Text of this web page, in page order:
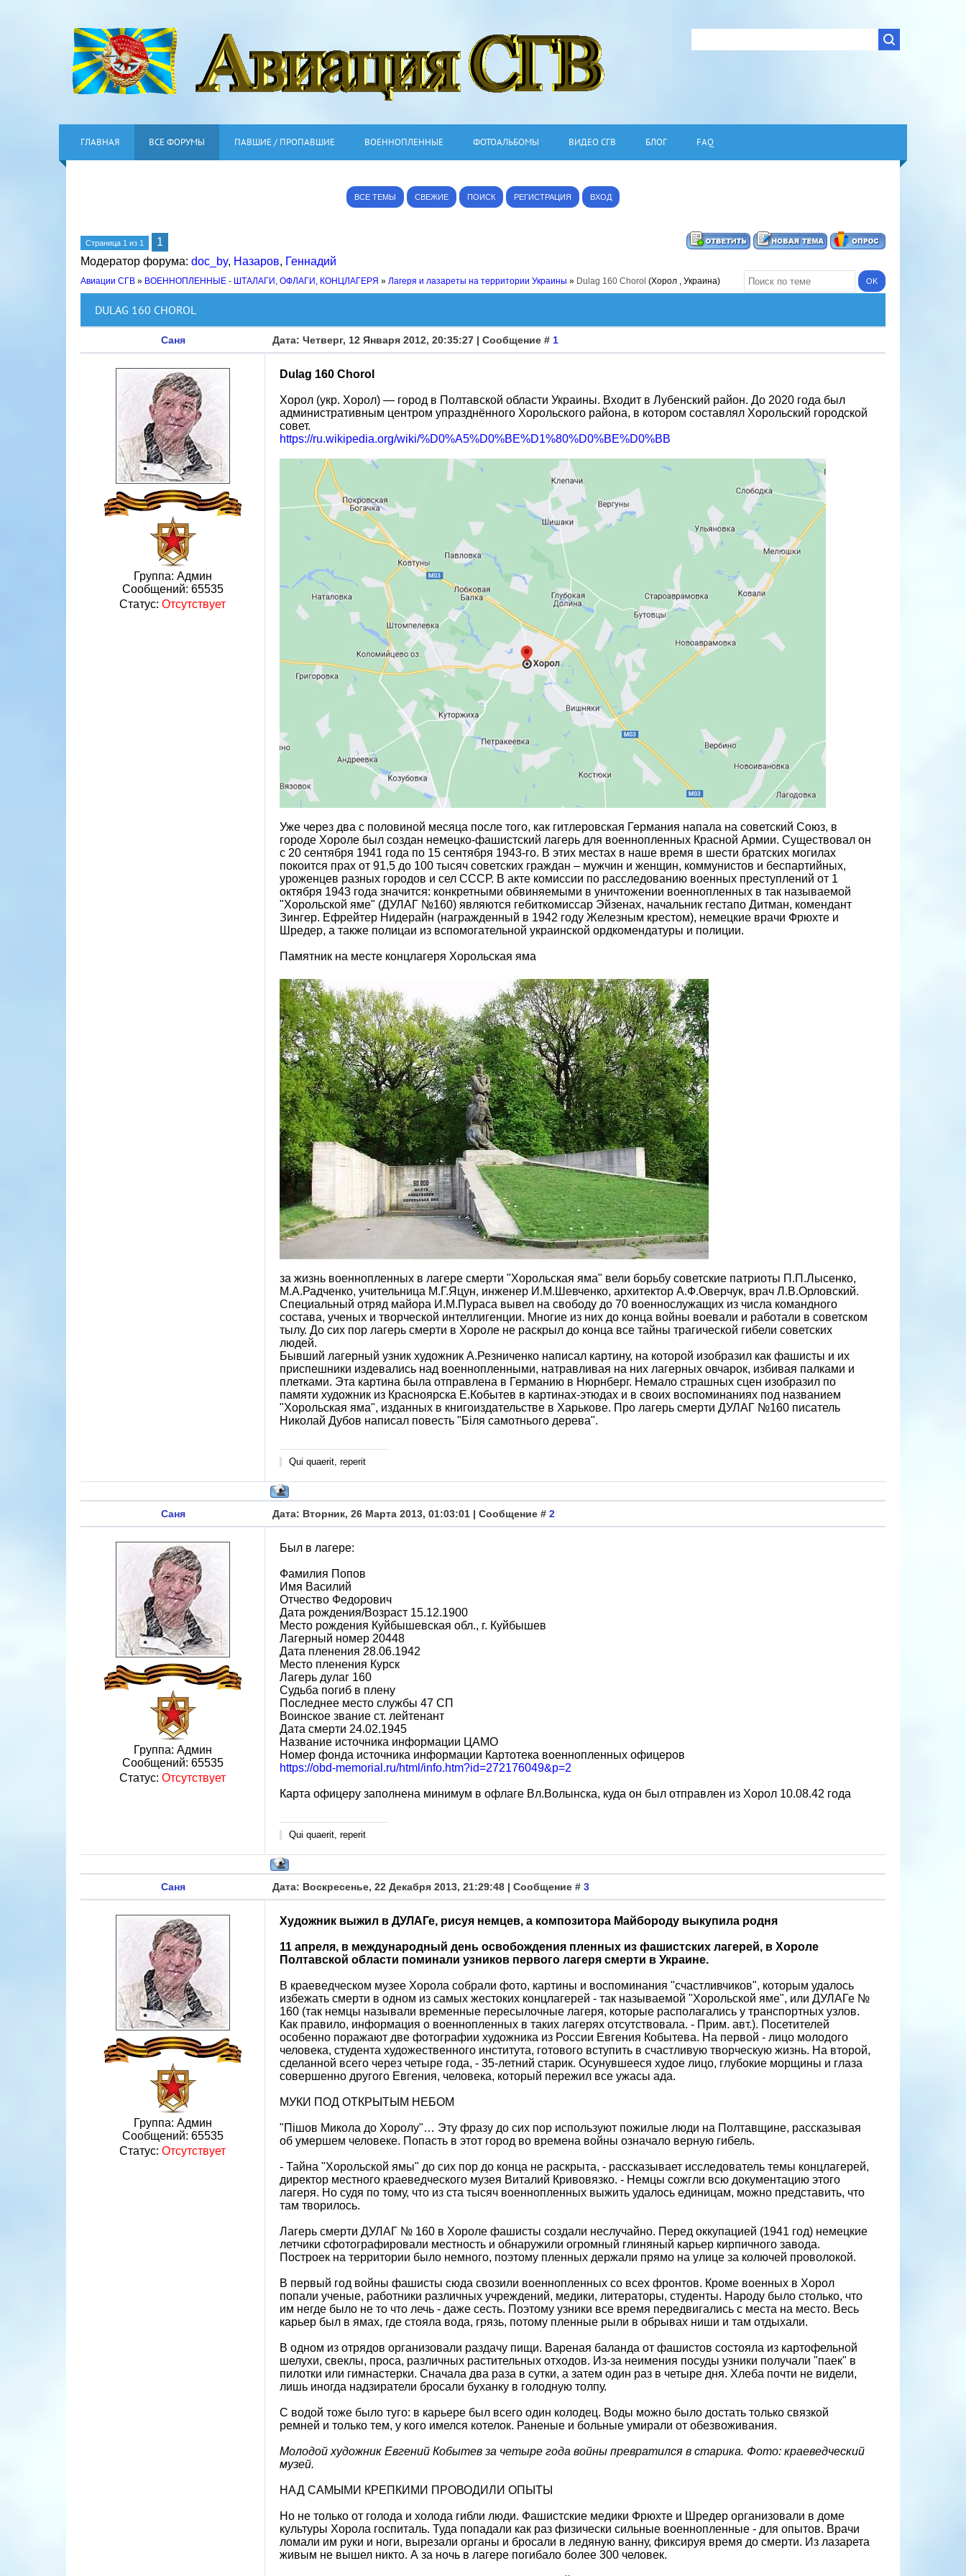
ГЛАВНАЯ ВСЕ ФОРУМЫ ПАВШИЕ / ПРОПАВШИЕ ВОЕННОПЛЕННЫЕ ФОТОАЛЬБОМЫ ВИДЕО СГВ БЛОГ FAQ
ВСЕ ТЕМЫ СВЕЖИЕ ПОИСК РЕГИСТРАЦИЯ ВХОД
Страница 1 из 1
1
Модератор форума: doc_by, Назаров, Геннадий
Авиации СГВ » ВОЕННОПЛЕННЫЕ - ШТАЛАГИ, ОФЛАГИ, КОНЦЛАГЕРЯ » Лагеря и лазареты на территории Украины » Dulag 160 Chorol (Хорол , Украина)
DULAG 160 CHOROL
Саня Дата: Четверг, 12 Января 2012, 20:35:27 | Сообщение # 1
Группа: Админ
Сообщений: 65535
Статус: Отсутствует
Dulag 160 Chorol
Хорол (укр. Хорол) — город в Полтавской области Украины. Входит в Лубенский район. До 2020 года был
административным центром упразднённого Хорольского района, в котором составлял Хорольский городской
совет.
https://ru.wikipedia.org/wiki/%D0%A5%D0%BE%D1%80%D0%BE%D0%BB
Уже через два с половиной месяца после того, как гитлеровская Германия напала на советский Союз, в
городе Хороле был создан немецко-фашистский лагерь для военнопленных Красной Армии. Существовал он
с 20 сентября 1941 года по 15 сентября 1943-го. В этих местах в наше время в шести братских могилах
покоится прах от 91,5 до 100 тысяч советских граждан – мужчин и женщин, коммунистов и беспартийных,
уроженцев разных городов и сел СССР. В акте комиссии по расследованию военных преступлений от 1
октября 1943 года значится: конкретными обвиняемыми в уничтожении военнопленных в так называемой
"Хорольской яме" (ДУЛАГ №160) являются гебиткомиссар Эйзенах, начальник гестапо Дитман, комендант
Зингер. Ефрейтер Нидерайн (награжденный в 1942 году Железным крестом), немецкие врачи Фрюхте и
Шредер, а также полицаи из вспомогательной украинской ордкомендатуры и полиции.
Памятник на месте концлагеря Хорольская яма
за жизнь военнопленных в лагере смерти "Хорольская яма" вели борьбу советские патриоты П.П.Лысенко,
М.А.Радченко, учительница М.Г.Яцун, инженер И.М.Шевченко, архитектор А.Ф.Оверчук, врач Л.В.Орловский.
Специальный отряд майора И.М.Пураса вывел на свободу до 70 военнослужащих из числа командного
состава, ученых и творческой интеллигенции. Многие из них до конца войны воевали и работали в советском
тылу. До сих пор лагерь смерти в Хороле не раскрыл до конца все тайны трагической гибели советских
людей.
Бывший лагерный узник художник А.Резниченко написал картину, на которой изобразил как фашисты и их
приспешники издевались над военнопленными, натравливая на них лагерных овчарок, избивая палками и
плетками. Эта картина была отправлена в Германию в Нюрнберг. Немало страшных сцен изобразил по
памяти художник из Красноярска Е.Кобытев в картинах-этюдах и в своих воспоминаниях под названием
"Хорольская яма", изданных в книгоиздательстве в Харькове. Про лагерь смерти ДУЛАГ №160 писатель
Николай Дубов написал повесть "Біля самотнього дерева".
Qui quaerit, reperit
Саня Дата: Вторник, 26 Марта 2013, 01:03:01 | Сообщение # 2
Группа: Админ
Сообщений: 65535
Статус: Отсутствует
Был в лагере:
Фамилия Попов
Имя Василий
Отчество Федорович
Дата рождения/Возраст 15.12.1900
Место рождения Куйбышевская обл., г. Куйбышев
Лагерный номер 20448
Дата пленения 28.06.1942
Место пленения Курск
Лагерь дулаг 160
Судьба погиб в плену
Последнее место службы 47 СП
Воинское звание ст. лейтенант
Дата смерти 24.02.1945
Название источника информации ЦАМО
Номер фонда источника информации Картотека военнопленных офицеров
https://obd-memorial.ru/html/info.htm?id=272176049&p=2
Карта офицеру заполнена минимум в офлаге Вл.Волынска, куда он был отправлен из Хорол 10.08.42 года
Qui quaerit, reperit
Саня Дата: Воскресенье, 22 Декабря 2013, 21:29:48 | Сообщение # 3
Группа: Админ
Сообщений: 65535
Статус: Отсутствует
Художник выжил в ДУЛАГе, рисуя немцев, а композитора Майбороду выкупила родня
11 апреля, в международный день освобождения пленных из фашистских лагерей, в Хороле
Полтавской области поминали узников первого лагеря смерти в Украине.
В краеведческом музее Хорола собрали фото, картины и воспоминания "счастливчиков", которым удалось
избежать смерти в одном из самых жестоких концлагерей - так называемой "Хорольской яме", или ДУЛАГе №
160 (так немцы называли временные пересылочные лагеря, которые располагались у транспортных узлов.
Как правило, информация о военнопленных в таких лагерях отсутствовала. - Прим. авт.). Посетителей
особенно поражают две фотографии художника из России Евгения Кобытева. На первой - лицо молодого
человека, студента художественного института, готового вступить в счастливую творческую жизнь. На второй,
сделанной всего через четыре года, - 35-летний старик. Осунувшееся худое лицо, глубокие морщины и глаза
совершенно другого Евгения, человека, который пережил все ужасы ада.
МУКИ ПОД ОТКРЫТЫМ НЕБОМ
"Пішов Микола до Хоролу"… Эту фразу до сих пор используют пожилые люди на Полтавщине, рассказывая
об умершем человеке. Попасть в этот город во времена войны означало верную гибель.
- Тайна "Хорольской ямы" до сих пор до конца не раскрыта, - рассказывает исследователь темы концлагерей,
директор местного краеведческого музея Виталий Кривовязко. - Немцы сожгли всю документацию этого
лагеря. Но судя по тому, что из ста тысяч военнопленных выжить удалось единицам, можно представить, что
там творилось.
Лагерь смерти ДУЛАГ № 160 в Хороле фашисты создали неслучайно. Перед оккупацией (1941 год) немецкие
летчики сфотографировали местность и обнаружили огромный глиняный карьер кирпичного завода.
Построек на территории было немного, поэтому пленных держали прямо на улице за колючей проволокой.
В первый год войны фашисты сюда свозили военнопленных со всех фронтов. Кроме военных в Хорол
попали ученые, работники различных учреждений, медики, литераторы, студенты. Народу было столько, что
им негде было не то что лечь - даже сесть. Поэтому узники все время передвигались с места на место. Весь
карьер был в ямах, где стояла вода, грязь, потому пленные рыли в обрывах ниши и там отдыхали.
В одном из отрядов организовали раздачу пищи. Вареная баланда от фашистов состояла из картофельной
шелухи, свеклы, проса, различных растительных отходов. Из-за неимения посуды узники получали "паек" в
пилотки или гимнастерки. Сначала два раза в сутки, а затем один раз в четыре дня. Хлеба почти не видели,
лишь иногда надзиратели бросали буханку в голодную толпу.
С водой тоже было туго: в карьере был всего один колодец. Воды можно было достать только связкой
ремней и только тем, у кого имелся котелок. Раненые и больные умирали от обезвоживания.
Молодой художник Евгений Кобытев за четыре года войны превратился в старика. Фото: краеведческий
музей.
НАД САМЫМИ КРЕПКИМИ ПРОВОДИЛИ ОПЫТЫ
Но не только от голода и холода гибли люди. Фашистские медики Фрюхте и Шредер организовали в доме
культуры Хорола госпиталь. Туда попадали как раз физически сильные военнопленные - для опытов. Врачи
ломали им руки и ноги, вырезали органы и бросали в ледяную ванну, фиксируя время до смерти. Из лазарета
живым не вышел никто. А за ночь в лагере погибало более 300 человек.